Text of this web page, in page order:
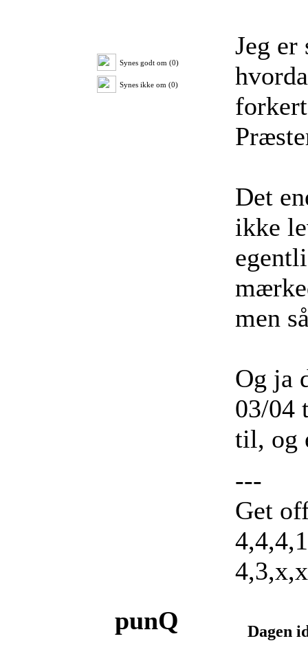
Synes godt om (0)
Synes ikke om (0)
Jeg
Det
ikke
men
Og ja
03/04
til, og
---
Get
punQ
Dagen